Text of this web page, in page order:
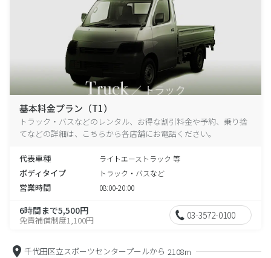
基本料金プラン（T1）
トラック・バスなどのレンタル、お得な割引料金や予約、乗り捨
てなどの詳細は、こちらから各店舗にお電話ください。
代表車種 ライトエーストラック 等
ボディタイプ トラック・バスなど
営業時間 08:00-20:00
6時間まで5,500円
免責補償制度1,100円 03-3572-0100
千代田区立スポーツセンタープールから 2108m